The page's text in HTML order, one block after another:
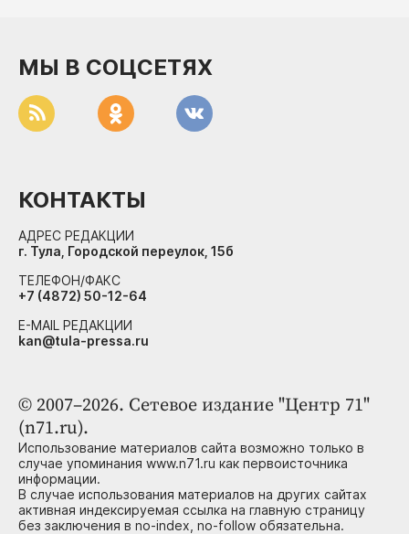
© 2007–2026. Сетевое издание "Центр 71"
(n71.ru).
Использование материалов сайта возможно только в
случае упоминания www.n71.ru как первоисточника
информации.
В случае использования материалов на других сайтах
активная индексируемая ссылка на главную страницу
без заключения в no-index, no-follow обязательна.
МЫ В СОЦСЕТЯХ
КОНТАКТЫ
АДРЕС РЕДАКЦИИ
г. Тула, Городской переулок, 15б
ТЕЛЕФОН/ФАКС
+7 (4872) 50-12-64
E-MAIL РЕДАКЦИИ
kan@tula-pressa.ru